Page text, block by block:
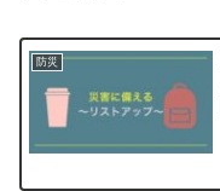
防災